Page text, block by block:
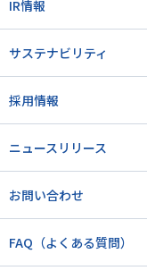
IR情報
サステナビリティ
採用情報
ニュースリリース
お問い合わせ
FAQ（よくある質問）